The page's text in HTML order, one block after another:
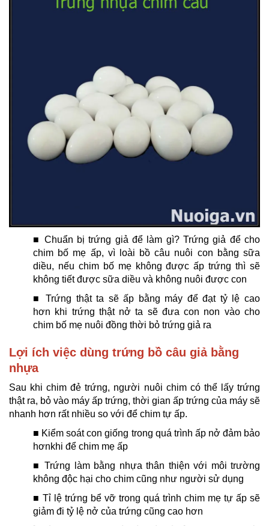
■ Chuẩn bị trứng giả để làm gì? Trứng giả để cho
chim bố mẹ ấp, vì loài bồ câu nuôi con bằng sữa
diều, nếu chim bố mẹ không được ấp trứng thì sẽ
không tiết được sữa diều và không nuôi được con
■ Trứng thật ta sẽ ấp bằng máy để đạt tỷ lệ cao
hơn khi trứng thật nở ta sẽ đưa con non vào cho
chim bố mẹ nuôi đồng thời bỏ trứng giả ra
Lợi ích việc dùng trứng bồ câu giả bằng
nhựa
Sau khi chim đẻ trứng, người nuôi chim có thể lấy trứng
thật ra, bỏ vào máy ấp trứng, thời gian ấp trứng của máy sẽ
nhanh hơn rất nhiều so với để chim tự ấp.
■ Kiểm soát con giống trong quá trình ấp nở đảm bảo
hơnkhi để chim mẹ ấp
■ Trứng làm bằng nhựa thân thiện với môi trường
không độc hại cho chim cũng như người sử dụng
■ Tỉ lệ trứng bể vỡ trong quá trình chim mẹ tự ấp sẽ
giảm đi tỷ lệ nở của trứng cũng cao hơn